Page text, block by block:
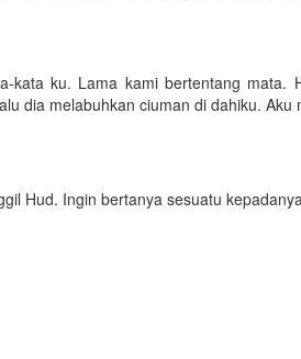
kata ku. Lama kami bertentang
dia melabuhkan ciuman di dahiku.
Hud. Ingin bertanya sesuatu